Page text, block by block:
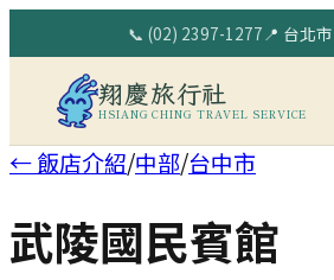
📞 (02) 2397-1277📍 台北
翔慶旅行社
HSIANG CHING TRAVEL SERVICE
← 飯店介紹/中部/台中市
武陵國民賓館